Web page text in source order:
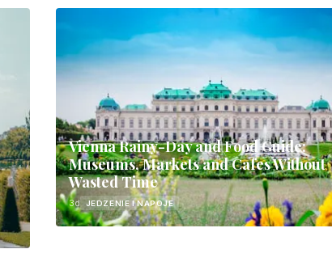
Vienna Rainy-Day and Food Guide:
Museums, Markets and Cafes Without
Wasted Time
3d JEDZENIE I NAPOJE